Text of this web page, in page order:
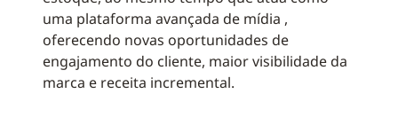
uma plataforma avançada de mídia ,
oferecendo novas oportunidades de
engajamento do cliente, maior visibilidade da
marca e receita incremental.